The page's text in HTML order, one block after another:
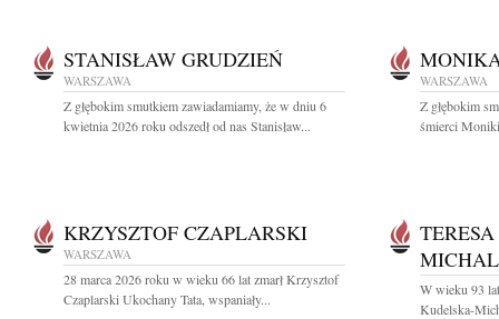
STANISŁAW GRUDZIEŃ
WARSZAWA
Z głębokim smutkiem zawiadamiamy, że w dniu 6
kwietnia 2026 roku odszedł od nas Stanisław...
WARSZAWA
Z głębokim
śmierci
KRZYSZTOF CZAPLARSKI
WARSZAWA
28 marca 2026 roku w wieku 66 lat zmarł Krzysztof
Czaplarski Ukochany Tata, wspaniały...
W wieku 93
Kudelska-